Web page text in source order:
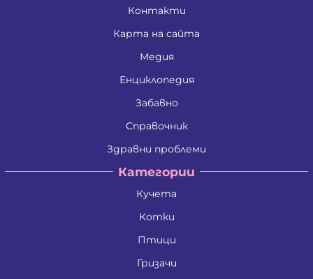
Контакти
Карта на сайта
Медия
Енциклопедия
Забавно
Справочник
Здравни проблеми
Категории
Кучета
Котки
Птици
Гризачи